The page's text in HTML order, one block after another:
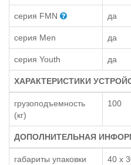
серия FMN да
серия Men да
серия Youth да
ХАРАКТЕРИСТИКИ
грузоподъемность
(кг)
100
ДОПОЛНИТЕЛЬНАЯ
габариты упаковки 40 x